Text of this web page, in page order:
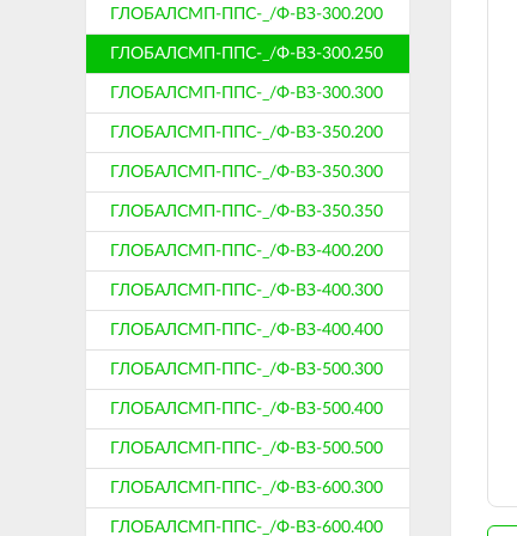
ГЛОБАЛСМП-ППС-_/Ф-ВЗ-300.200
ГЛОБАЛСМП-ППС-_/Ф-ВЗ-300.250
ГЛОБАЛСМП-ППС-_/Ф-ВЗ-300.300
ГЛОБАЛСМП-ППС-_/Ф-ВЗ-350.200
ГЛОБАЛСМП-ППС-_/Ф-ВЗ-350.300
ГЛОБАЛСМП-ППС-_/Ф-ВЗ-350.350
ГЛОБАЛСМП-ППС-_/Ф-ВЗ-400.200
ГЛОБАЛСМП-ППС-_/Ф-ВЗ-400.300
ГЛОБАЛСМП-ППС-_/Ф-ВЗ-400.400
ГЛОБАЛСМП-ППС-_/Ф-ВЗ-500.300
ГЛОБАЛСМП-ППС-_/Ф-ВЗ-500.400
ГЛОБАЛСМП-ППС-_/Ф-ВЗ-500.500
ГЛОБАЛСМП-ППС-_/Ф-ВЗ-600.300
ГЛОБАЛСМП-ППС-_/Ф-ВЗ-600.400